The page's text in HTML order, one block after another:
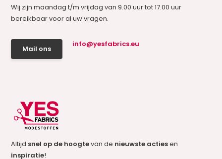
Wij zijn maandag t/m vrijdag van 9.00 uur tot 17.00 uur
bereikbaar voor al uw vragen.
Mail ons
info@yesfabrics.eu
Altijd snel op de hoogtevan de nieuwste actiesen
inspiratie!